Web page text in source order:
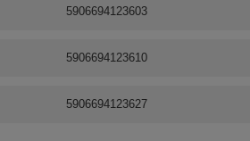
5906694123603
5906694123610
5906694123627